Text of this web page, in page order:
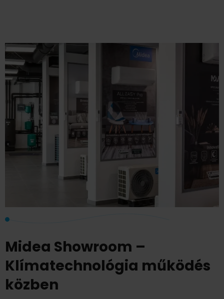
Midea Showroom –
Klímatechnológia működés
közben